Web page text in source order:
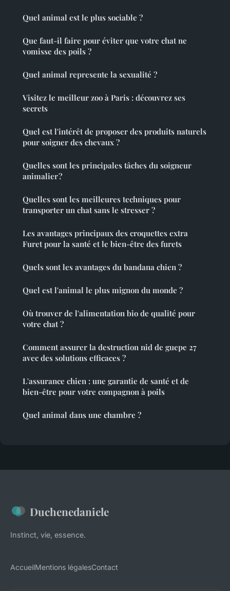
Quel animal est le plus sociable ?
Que faut-il faire pour éviter que votre chat ne
vomisse des poils ?
Quel animal represente la sexualité ?
Visitez le meilleur zoo à Paris : découvrez ses
secrets
Quel est l'intérêt de proposer des produits naturels
pour soigner des chevaux ?
Quelles sont les principales tâches du soigneur
animalier ?
Quelles sont les meilleures techniques pour
transporter un chat sans le stresser ?
Les avantages principaux des croquettes extra
Furet pour la santé et le bien-être des furets
Quels sont les avantages du bandana chien ?
Quel est l'animal le plus mignon du monde ?
Où trouver de l'alimentation bio de qualité pour
votre chat ?
Comment assurer la destruction nid de guepe 27
avec des solutions efficaces ?
L'assurance chien : une garantie de santé et de
bien-être pour votre compagnon à poils
Quel animal dans une chambre ?
Duchenedaniele
Instinct, vie, essence.
AccueilMentions légalesContact